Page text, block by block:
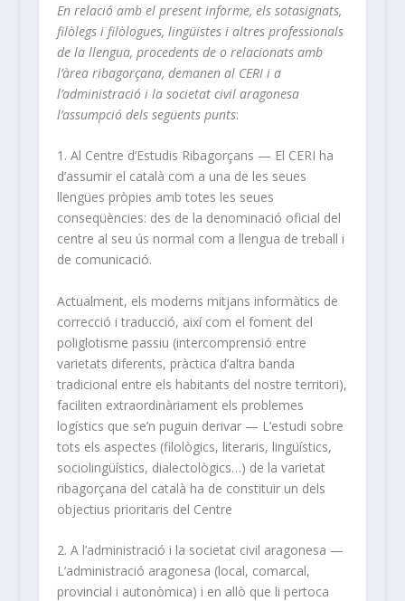
En relació amb el present informe, els sotasignats,
filòlegs i filòlogues, lingüistes i altres professionals
de la llengua, procedents de o relacionats amb
l’àrea ribagorçana, demanen al CERI i a
l’administració i la societat civil aragonesa
l’assumpció dels següents punts:
1. Al Centre d’Estudis Ribagorçans — El CERI ha
d’assumir el català com a una de les seues
llengües pròpies amb totes les seues
conseqüències: des de la denominació oficial del
centre al seu ús normal com a llengua de treball i
de comunicació.
Actualment, els moderns mitjans informàtics de
correcció i traducció, així com el foment del
poliglotisme passiu (intercomprensió entre
varietats diferents, pràctica d’altra banda
tradicional entre els habitants del nostre territori),
faciliten extraordinàriament els problemes
logístics que se’n puguin derivar — L’estudi sobre
tots els aspectes (filològics, literaris, lingüístics,
sociolingüístics, dialectològics…) de la varietat
ribagorçana del català ha de constituir un dels
objectius prioritaris del Centre
2. A l’administració i la societat civil aragonesa —
L’administració aragonesa (local, comarcal,
provincial i autonòmica) i en allò que li pertoca